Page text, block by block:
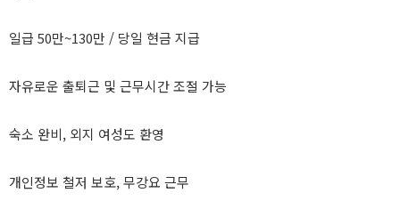
일급 50만~130만 / 당일 현금 지급
자유로운 출퇴근 및 근무시간 조절 가능
숙소 완비, 외지 여성도 환영
개인정보 철저 보호, 무강요 근무